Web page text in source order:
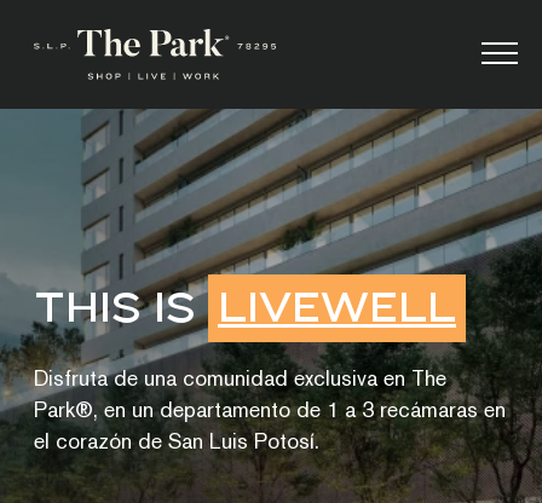
THIS IS LIVEWELL
Disfruta de una comunidad exclusiva en The
Park®, en un departamento de 1 a 3 recámaras en
el corazón de San Luis Potosí.
×
datos:
Nombre *
Apellido*
Correo*
Número de teléfono*